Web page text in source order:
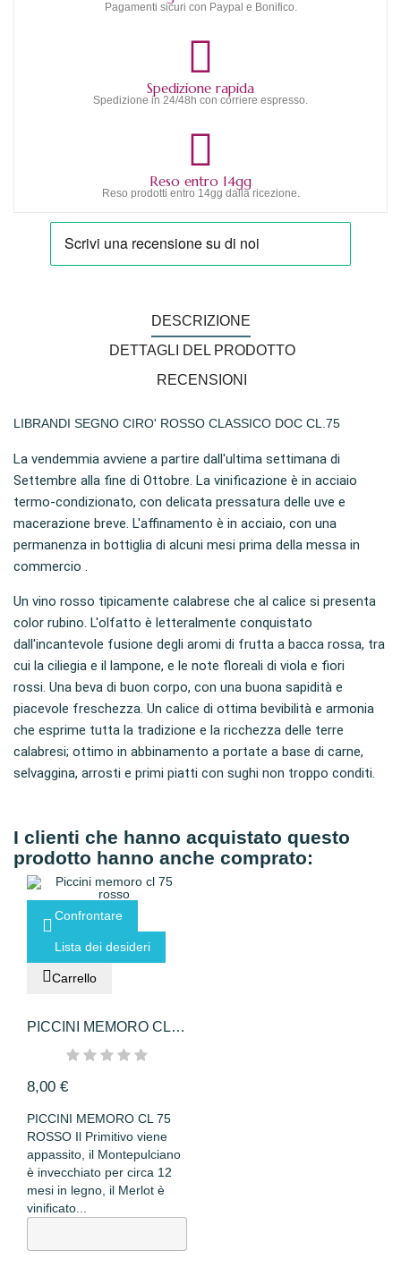
Pagamenti sicuri con Paypal e Bonifico.
Spedizione rapida
Spedizione in 24/48h con corriere espresso.
Reso entro 14gg
Reso prodotti entro 14gg dalla ricezione.
DESCRIZIONE
DETTAGLI DEL PRODOTTO
RECENSIONI
LIBRANDI SEGNO CIRO' ROSSO CLASSICO DOC CL.75
La vendemmia avviene a partire dall'ultima settimana di
Settembre alla fine di Ottobre. La vinificazione è in acciaio
termo-condizionato, con delicata pressatura delle uve e
macerazione breve. L'affinamento è in acciaio, con una
permanenza in bottiglia di alcuni mesi prima della messa in
commercio .
Un vino rosso tipicamente calabrese che al calice si presenta
color rubino. L'olfatto è letteralmente conquistato
dall'incantevole fusione degli aromi di frutta a bacca rossa, tra
cui la ciliegia e il lampone, e le note floreali di viola e fiori
rossi. Una beva di buon corpo, con una buona sapidità e
piacevole freschezza. Un calice di ottima bevibilità e armonia
che esprime tutta la tradizione e la ricchezza delle terre
calabresi; ottimo in abbinamento a portate a base di carne,
selvaggina, arrosti e primi piatti con sughi non troppo conditi.
I clienti che hanno acquistato questo
prodotto hanno anche comprato:
Confrontare
Lista dei desideri
Carrello
PICCINI MEMORO CL
75 ROSSO
8,00 €
PICCINI MEMORO CL 75
ROSSO Il Primitivo viene
appassito, il Montepulciano
è invecchiato per circa 12
mesi in legno, il Merlot è
vinificato...